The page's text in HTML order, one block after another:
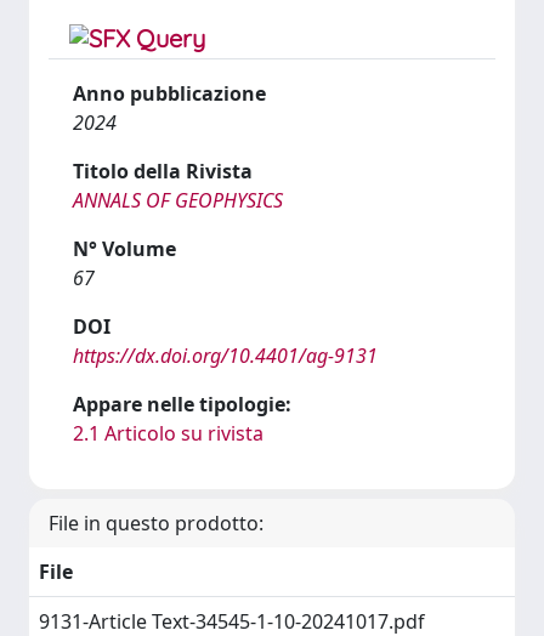
Anno pubblicazione
2024
Titolo della Rivista
ANNALS OF GEOPHYSICS
N° Volume
67
DOI
https://dx.doi.org/10.4401/ag-9131
Appare nelle tipologie:
2.1 Articolo su rivista
File in questo prodotto:
File
9131-Article Text-34545-1-10-20241017.pdf